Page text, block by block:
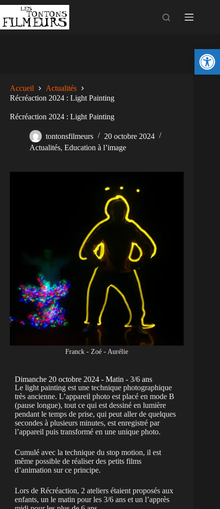
Accueil
Actualités
Récréaction 2024 : Light Painting
Récréaction 2024 : Light Painting
tontonsfilmeurs
20 octobre 2024
Actualités, Education à l’image
Franck - Zoé - Aurélie
Dimanche 20 octobre 2024 - Matin - 3/6 ans
Le light painting est une technique photographique
très ancienne. L’appareil photo est placé en mode B
(pause longue), tout ce qui est dessiné en lumière
pendant le temps de prise, qui peut aller de quelques
secondes à plusieurs minutes, est enregistré par
l’appareil puis transformé en une unique photo.
Cumulé avec la technique du stop motion, il est
même possible de réaliser des petits films
d’animation sur ce principe.
Lors de Récréaction, 2 ateliers étaient proposés aux
enfants, un le matin pour les 3/6 ans et un l’apprès